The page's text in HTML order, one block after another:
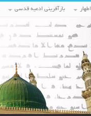
بازآفرینی ادعیه قدسی